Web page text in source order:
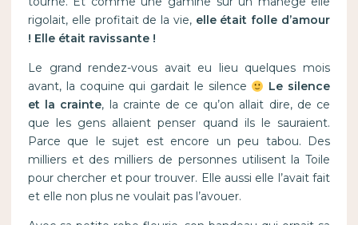
rigolait, elle profitait de la vie, elle était folle d’amour
! Elle était ravissante !
Le grand rendez-vous avait eu lieu quelques mois
avant, la coquine qui gardait le silence
Le silence
et la crainte, la crainte de ce qu’on allait dire, de ce
que les gens allaient penser quand ils le sauraient.
Parce que le sujet est encore un peu tabou. Des
milliers et des milliers de personnes utilisent la Toile
pour chercher et pour trouver. Elle aussi elle l’avait fait
et elle non plus ne voulait pas l’avouer.